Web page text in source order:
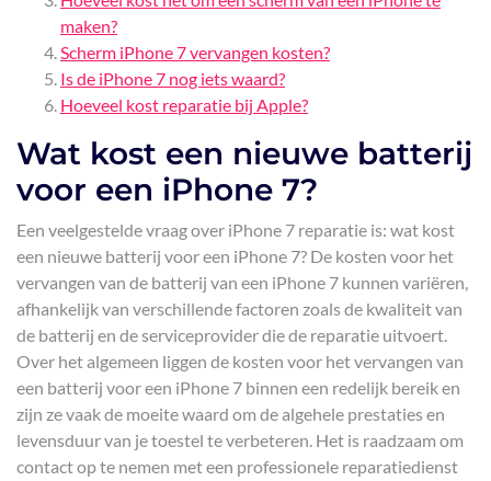
maken?
Scherm iPhone 7 vervangen kosten?
Is de iPhone 7 nog iets waard?
Hoeveel kost reparatie bij Apple?
Wat kost een nieuwe batterij
voor een iPhone 7?
Een veelgestelde vraag over iPhone 7 reparatie is: wat kost
een nieuwe batterij voor een iPhone 7? De kosten voor het
vervangen van de batterij van een iPhone 7 kunnen variëren,
afhankelijk van verschillende factoren zoals de kwaliteit van
de batterij en de serviceprovider die de reparatie uitvoert.
Over het algemeen liggen de kosten voor het vervangen van
een batterij voor een iPhone 7 binnen een redelijk bereik en
zijn ze vaak de moeite waard om de algehele prestaties en
levensduur van je toestel te verbeteren. Het is raadzaam om
contact op te nemen met een professionele reparatiedienst